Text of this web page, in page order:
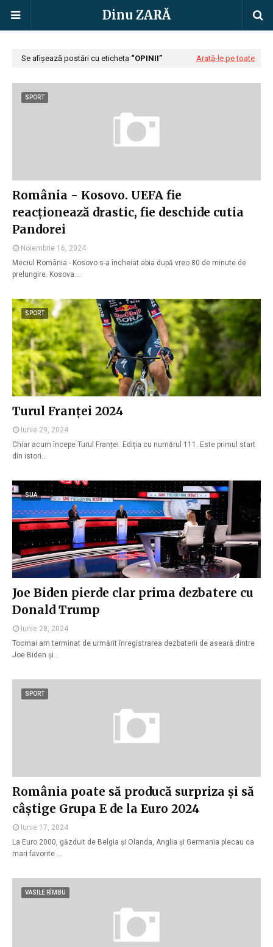
Dinu ZARĂ
Se afișează postări cu eticheta OPINII Arată-le pe toate
SPORT
România - Kosovo. UEFA fie
reacționează drastic, fie deschide cutia
Pandorei
Noiembrie 16, 2024
Meciul România - Kosovo s-a încheiat abia după vreo 80 de minute de
prelungire. Kosova…
SPORT
Turul Franței 2024
Iunie 29, 2024
Chiar acum începe Turul Franței. Ediția cu numărul 111. Este primul start
din istori…
SUA
Joe Biden pierde clar prima dezbatere cu
Donald Trump
Iunie 28, 2024
Tocmai am terminat de urmărit înregistrarea dezbaterii de aseară dintre
Joe Biden și…
SPORT
România poate să producă surpriza și să
câștige Grupa E de la Euro 2024
Iunie 17, 2024
La Euro 2000, găzduit de Belgia și Olanda, Anglia și Germania plecau ca
mari favorite …
VASILE RÎMBU